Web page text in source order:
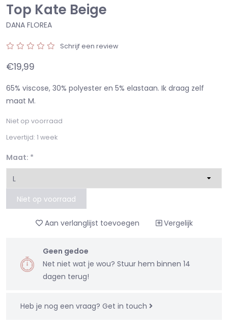
Top Kate Beige
DANA FLOREA
Schrijf een review
€19,99
65% viscose, 30% polyester en 5% elastaan. Ik draag zelf
maat M.
Niet op voorraad
Levertijd: 1 week
Maat: *
Niet op voorraad
Aan verlanglijst toevoegen Vergelijk
Geen gedoe
Net niet wat je wou? Stuur hem binnen 14
dagen terug!
Heb je nog een vraag? Get in touch